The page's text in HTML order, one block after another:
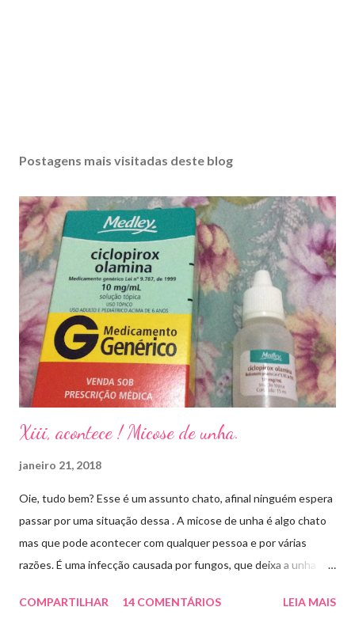
Postagens mais visitadas deste blog
Xiii, acontece ! Micose de unha.
janeiro 21, 2018
Oie, tudo bem? Esse é um assunto chato, afinal ninguém espera
passar por uma situação dessa . A micose de unha é algo chato
mas que pode acontecer com qualquer pessoa e por várias
razões. É uma infecção causada por fungos, que deixa a unha
descolar da pele. As causas mais comuns dessas micoses é por
COMPARTILHAR 14 COMENTÁRIOS LEIA MAIS